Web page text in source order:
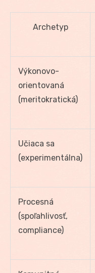
Archetyp
Výkonovo-
orientovaná
(meritokratická)
Učiaca sa
(experimentálna)
Procesná
(spoľahlivosť,
compliance)